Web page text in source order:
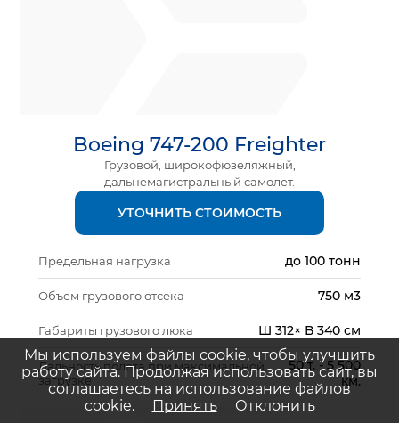
Boeing 747-200 Freighter
Грузовой, широкофюзеляжный,
дальнемагистральный самолет.
УТОЧНИТЬ СТОИМОСТЬ
Предельная нагрузка до 100 тонн
Объем грузового отсека 750 м3
Габариты грузового люка Ш 312× В 340 см
Дальность полета при максимальной
загрузке
50 т. - 5 500
км.
Мы используем файлы cookie, чтобы улучшить
работу сайта. Продолжая использовать сайт, вы
соглашаетесь на использование файлов
cookie.
Принять Отклонить